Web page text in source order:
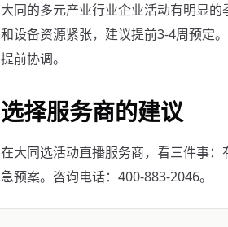
大同的多元产业行业企业活动有明显
和设备资源紧张，建议提前3-4周预定
提前协调。
选择服务商的建议
在大同选活动直播服务商，看三件事
急预案。咨询电话：400-883-2046。